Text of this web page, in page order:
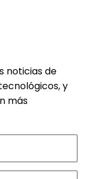
noticias de
y
más